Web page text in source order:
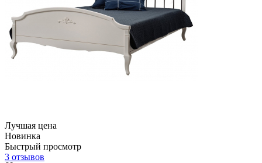
Лучшая цена
Новинка
Быстрый просмотр
3 отзывов